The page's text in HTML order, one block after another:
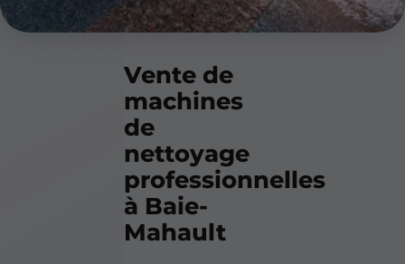
Vente de
machines
de
nettoyage
professionnelles
à Baie-
Mahault